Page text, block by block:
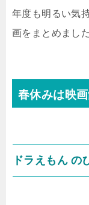
年度も明るい気
画をまとめました
春休みは映
ドラえもん の